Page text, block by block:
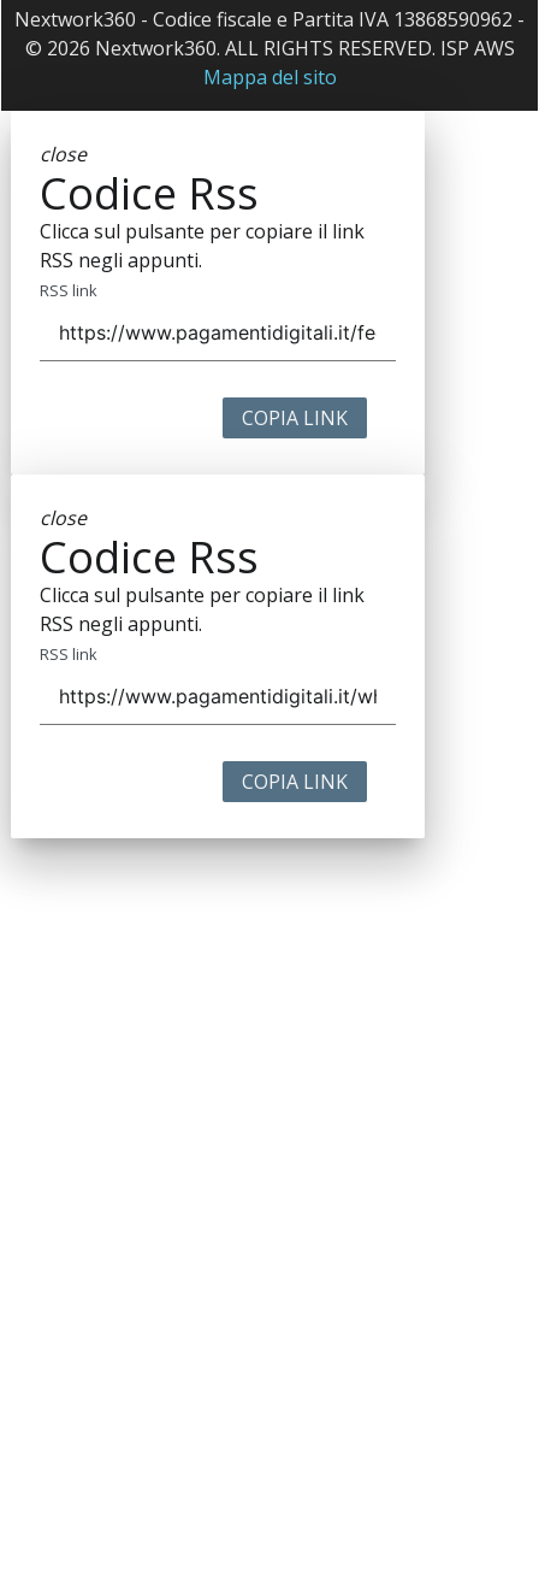
Nextwork360 - Codice fiscale e Partita IVA 13868590962 -
© 2026 Nextwork360. ALL RIGHTS RESERVED. ISP AWS
Mappa del sito
close
Codice Rss
Clicca sul pulsante per copiare il link
RSS negli appunti.
RSS link
COPIA LINK
close
Codice Rss
Clicca sul pulsante per copiare il link
RSS negli appunti.
RSS link
COPIA LINK